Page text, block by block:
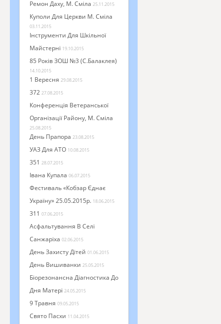
Ремон Даху, М. Сміла 25.11.2015
Куполи Для Церкви М. Сміла
03.11.2015
Інструменти Для Шкільної
Майстерні 19.10.2015
85 Років ЗОШ №3 (с.Балаклея)
14.10.2015
1 Вересня 29.08.2015
372 27.08.2015
Конференція Ветеранської
Організації Району, М. Сміла
25.08.2015
День Прапора 23.08.2015
УАЗ Для АТО 10.08.2015
351 28.07.2015
Івана Купала 06.07.2015
Фестиваль «Кобзар Єднає
Україну» 25.05.2015р. 18.06.2015
311 07.06.2015
Асфальтування В Селі
Санжаріха 02.06.2015
День Захисту Дітей 01.06.2015
День Вишиванки 25.05.2015
Біорезонансна Діагностика До
Дня Матері 24.05.2015
9 Травня 09.05.2015
Свято Пасхи 11.04.2015